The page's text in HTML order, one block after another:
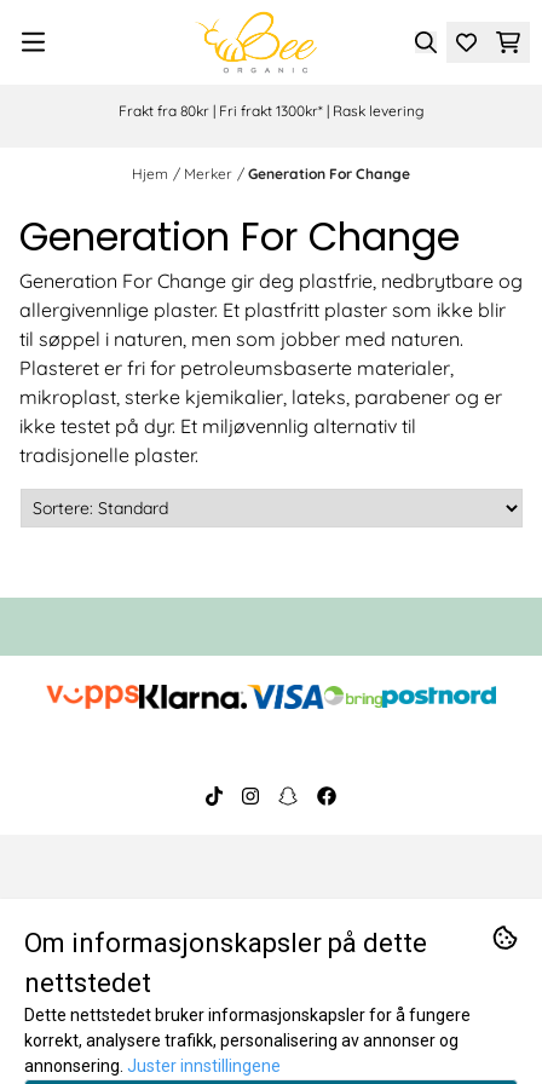
Frakt fra 80kr | Fri frakt 1300kr* | Rask levering
Hjem / Merker / Generation For Change
Generation For Change
Generation For Change gir deg plastfrie, nedbrytbare og
allergivennlige plaster. Et plastfritt plaster som ikke blir
til søppel i naturen, men som jobber med naturen.
Plasteret er fri for petroleumsbaserte materialer,
mikroplast, sterke kjemikalier, lateks, parabener og er
ikke testet på dyr. Et miljøvennlig alternativ til
tradisjonelle plaster.
Om oss
BeeOrganic ble etablert i 2014 og har over ti års
erfaring med å tilby nøye utvalgte, trygge og
miljøvennlige produkter. I dag er vi en ledende
nettbutikk for bærekraftige hverdagsprodukter i
Kontakt oss
BeeOrganic AS
Rigedalen 41
Hjelp
Om informasjonskapsler på dette
nettstedet
Dette nettstedet bruker informasjonskapsler for å fungere
korrekt, analysere trafikk, personalisering av annonser og
annonsering. Juster innstillingene